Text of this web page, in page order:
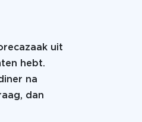
uit
hebt.
na
dan